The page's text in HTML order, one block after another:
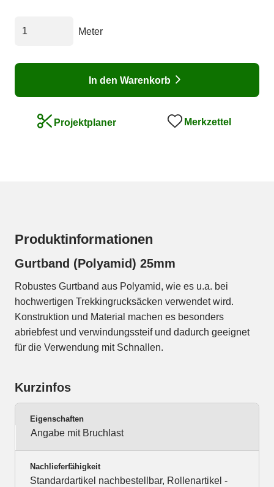
Meter
In den Warenkorb
Projektplaner Merkzettel
Produktinformationen
Gurtband (Polyamid) 25mm
Robustes Gurtband aus Polyamid, wie es u.a. bei
hochwertigen Trekkingrucksäcken verwendet wird.
Konstruktion und Material machen es besonders
abriebfest und verwindungssteif und dadurch geeignet
für die Verwendung mit Schnallen.
Kurzinfos
Eigenschaften
Angabe mit Bruchlast
Nachlieferfähigkeit
Standardartikel nachbestellbar, Rollenartikel -